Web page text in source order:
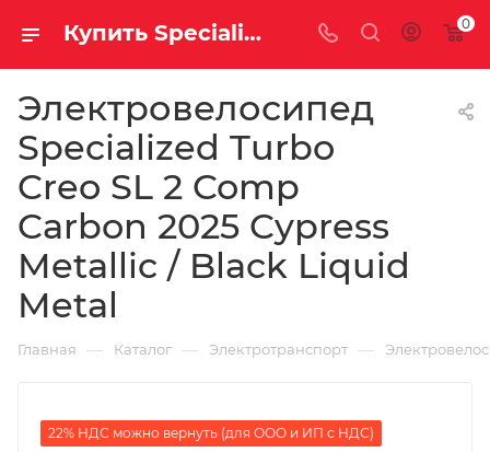
Купить Specialized Turbo Creo SL 2 Comp Carbon 2025 Cypress Metallic / Black Liquid Metal за рублей, а со скидкой 796 900 руб. 0
Электровелосипед
Specialized Turbo
Creo SL 2 Comp
Carbon 2025 Cypress
Metallic / Black Liquid
Metal
Главная — Каталог — Электротранспорт —
22% НДС можно вернуть (для ООО и ИП с НДС)